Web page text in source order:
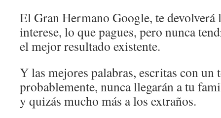
El Gran Hermano Google, te devolverá
interese, lo que pagues, pero nunca
el mejor resultado existente.
Y las mejores palabras, escritas con un
probablemente, nunca llegarán a tu
y quizás mucho más a los extraños.